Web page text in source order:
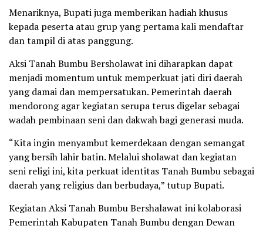
Menariknya, Bupati juga memberikan hadiah khusus
kepada peserta atau grup yang pertama kali mendaftar
dan tampil di atas panggung.
Aksi Tanah Bumbu Bersholawat ini diharapkan dapat
menjadi momentum untuk memperkuat jati diri daerah
yang damai dan mempersatukan. Pemerintah daerah
mendorong agar kegiatan serupa terus digelar sebagai
wadah pembinaan seni dan dakwah bagi generasi muda.
“Kita ingin menyambut kemerdekaan dengan semangat
yang bersih lahir batin. Melalui sholawat dan kegiatan
seni religi ini, kita perkuat identitas Tanah Bumbu sebagai
daerah yang religius dan berbudaya,” tutup Bupati.
Kegiatan Aksi Tanah Bumbu Bershalawat ini kolaborasi
Pemerintah Kabupaten Tanah Bumbu dengan Dewan